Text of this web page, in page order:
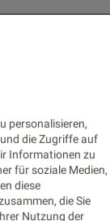
personalisieren,
die Zugriffe auf
Informationen zu
für soziale Medien,
diese
die Sie
Nutzung der
dass
meines letzten